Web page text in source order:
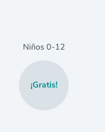
Niños 0-12
¡Gratis!